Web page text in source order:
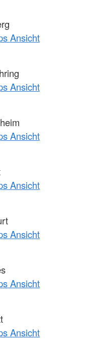
Ansicht
Ansicht
Ansicht
Ansicht
Ansicht
Ansicht
Ansicht